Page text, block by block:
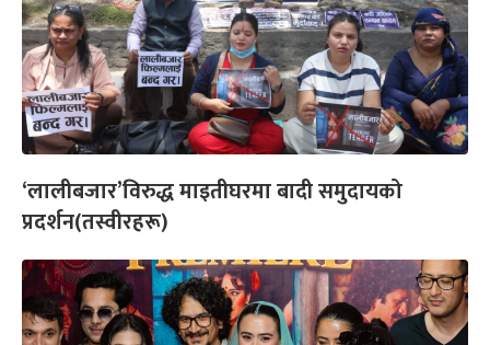
‘लालीबजार’विरुद्ध माइतीघरमा बादी समुदायको
प्रदर्शन(तस्वीरहरू)